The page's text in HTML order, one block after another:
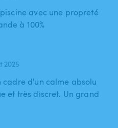
avec une propreté
à 100%
2025
cadre d'un calme absolu
et très discret. Un grand